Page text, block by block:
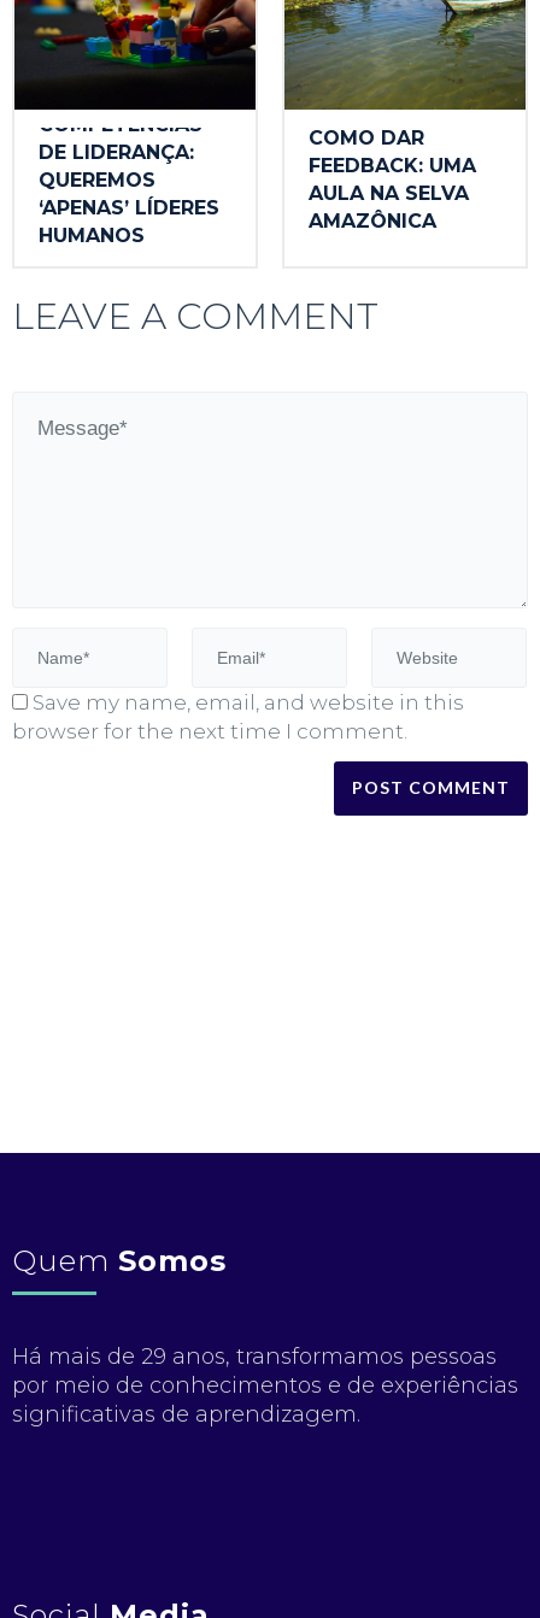
COMPETÊNCIAS
DE LIDERANÇA:
QUEREMOS
‘APENAS’ LÍDERES
HUMANOS
COMO DAR
FEEDBACK: UMA
AULA NA SELVA
AMAZÔNICA
LEAVE A COMMENT
Save my name, email, and website in this
browser for the next time I comment.
Quem Somos
Há mais de 29 anos, transformamos pessoas
por meio de conhecimentos e de experiências
significativas de aprendizagem.